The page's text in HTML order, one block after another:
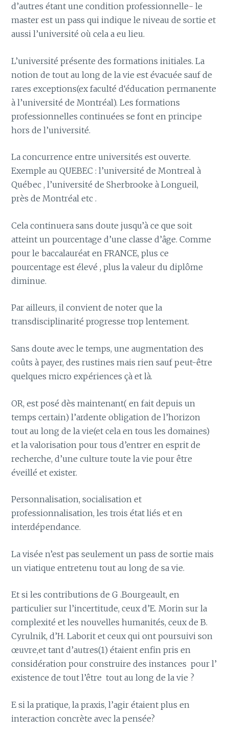
d’autres étant une condition professionnelle- le
master est un pass qui indique le niveau de sortie et
aussi l’université où cela a eu lieu.
L’université présente des formations initiales. La
notion de tout au long de la vie est évacuée sauf de
rares exceptions(ex faculté d‘éducation permanente
à l’université de Montréal). Les formations
professionnelles continuées se font en principe
hors de l’université.
La concurrence entre universités est ouverte.
Exemple au QUEBEC : l’université de Montreal à
Québec , l’université de Sherbrooke à Longueil,
près de Montréal etc .
Cela continuera sans doute jusqu’à ce que soit
atteint un pourcentage d’une classe d’âge. Comme
pour le baccalauréat en FRANCE, plus ce
pourcentage est élevé , plus la valeur du diplôme
diminue.
Par ailleurs, il convient de noter que la
transdisciplinarité progresse trop lentement.
Sans doute avec le temps, une augmentation des
coûts à payer, des rustines mais rien sauf peut-être
quelques micro expériences çà et là.
OR, est posé dès maintenant( en fait depuis un
temps certain) l’ardente obligation de l’horizon
tout au long de la vie(et cela en tous les domaines)
et la valorisation pour tous d’entrer en esprit de
recherche, d’une culture toute la vie pour être
éveillé et exister.
Personnalisation, socialisation et
professionnalisation, les trois état liés et en
interdépendance.
La visée n’est pas seulement un pass de sortie mais
un viatique entretenu tout au long de sa vie.
Et si les contributions de G .Bourgeault, en
particulier sur l’incertitude, ceux d’E. Morin sur la
complexité et les nouvelles humanités, ceux de B.
Cyrulnik, d’H. Laborit et ceux qui ont poursuivi son
œuvre,et tant d’autres(1) étaient enfin pris en
considération pour construire des instances pour l’
existence de tout l’être tout au long de la vie ?
E si la pratique, la praxis, l’agir étaient plus en
interaction concrète avec la pensée?